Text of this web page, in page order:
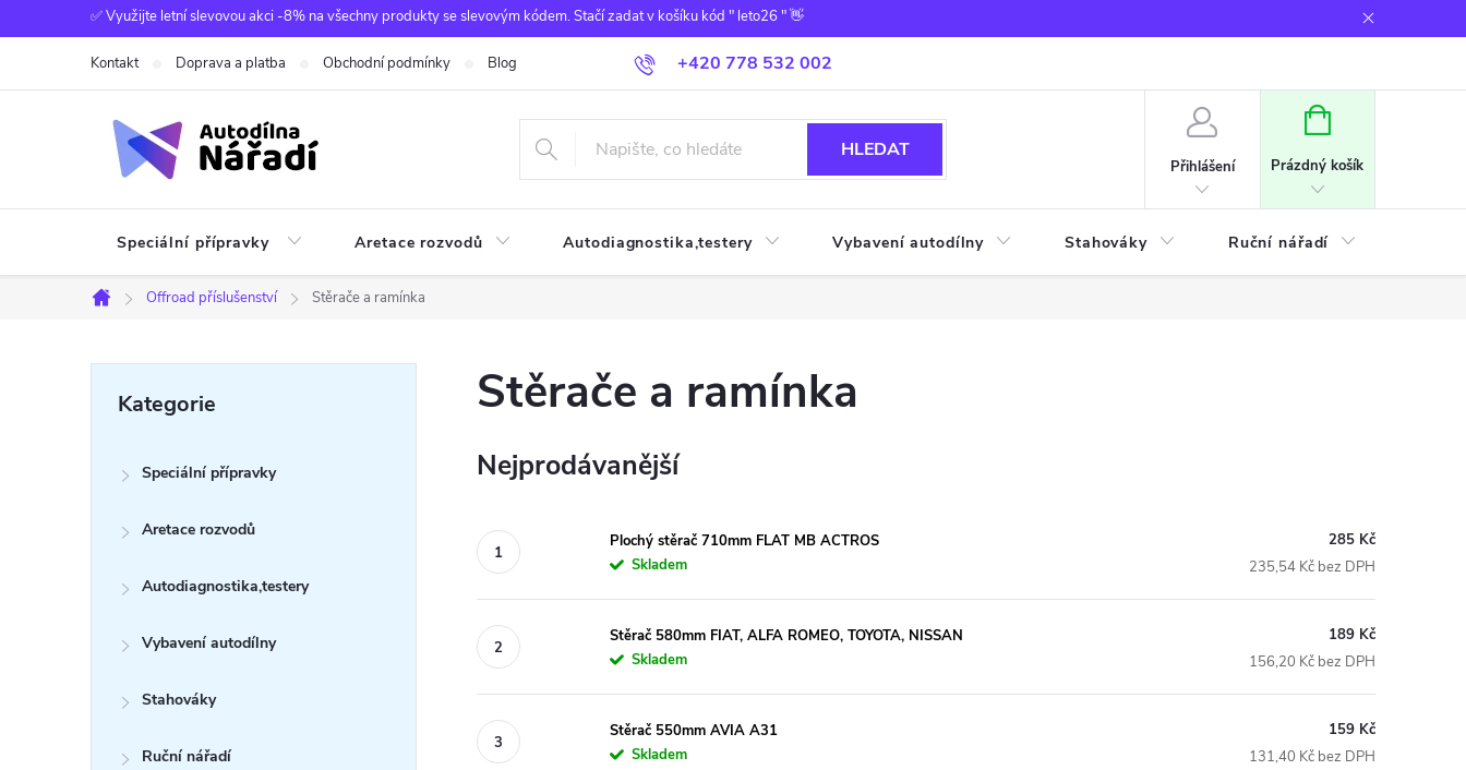
na
✅ Využijte letní slevovou akci -8% na všechny produkty se slevovým kódem. Stačí zadat v košíku kód " leto26 " 👋
+420 778 532 002
Kontakt Doprava a platba Obchodní podmínky Blog
HLEDAT
Přihlášení
NÁKUPNÍ
Prázdný košík
Speciální přípravky Aretace rozvodů Autodiagnostika,testery Vybavení autodílny Stahováky Ruční nářadí
Domů
Offroad příslušenství Stěrače a ramínka
kategorie
Kategorie
Speciální přípravky
Aretace rozvodů
Autodiagnostika,testery
Vybavení autodílny
Stahováky
Ruční nářadí
Stěrače a ramínka
Nejprodávanější
Plochý stěrač 710mm FLAT MB ACTROS
Skladem
285 Kč
235,54 Kč bez DPH
Stěrač 580mm FIAT, ALFA ROMEO, TOYOTA, NISSAN
Skladem
189 Kč
156,20 Kč bez DPH
Stěrač 550mm AVIA A31
Skladem
159 Kč
131,40 Kč bez DPH